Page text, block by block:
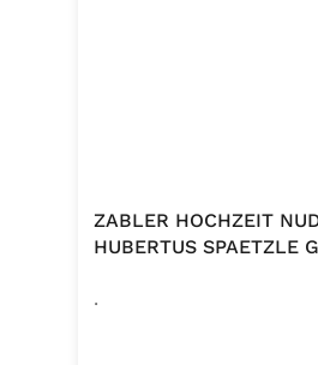
ZABLER HOCHZEIT
HUBERTUS SPAETZLE
.